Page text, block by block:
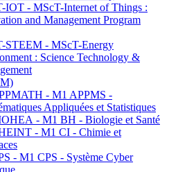
IOT - MScT-Internet of Things :
and Management Program
STEEM - MScT-Energy
: Science Technology &
- M1 APPMS -
Appliquées et Statistiques
- M1 BH - Biologie et Santé
- M1 CI - Chimie et
- M1 CPS - Système Cyber